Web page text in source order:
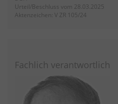
Urteil/Beschluss vom 28.03.2025
Aktenzeichen: V ZR 105/24
Fachlich verantwortlich